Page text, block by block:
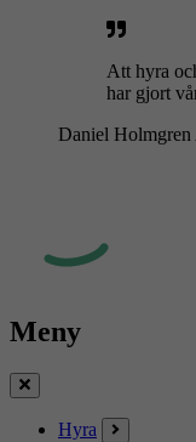
Att hyra
har gjort
Daniel Holmgren
Meny
Stäng
Hyra